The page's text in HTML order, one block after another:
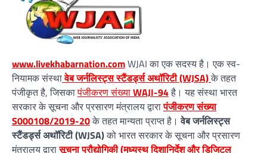
www.livekhabarnation.comWJAI का एक सदस्य है। एक स्व-
नियामक संस्थावेब जर्नलिस्ट्स स्टैंडर्ड्स अथॉरिटी (WJSA)के तहत
पंजीकृत है, जिसकापंजीकरण संख्याWAJI-94है। यह संस्था भारत
सरकार के सूचना और प्रसारण मंत्रालय द्वारापंजीकरण संख्या
S000108/2019-20के तहत मान्यता प्राप्त है।वेब जर्नलिस्ट्स
स्टैंडर्ड्स अथॉरिटी (WJSA)को भारत सरकार के सूचना और प्रसारण
मंत्रालय द्वारासूचना प्रौद्योगिकी (मध्यस्थ दिशानिर्देश और डिजिटल